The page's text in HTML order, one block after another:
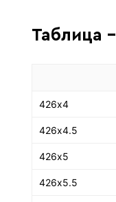
Таблица
426х4
426х4.5
426х5
426х5.5